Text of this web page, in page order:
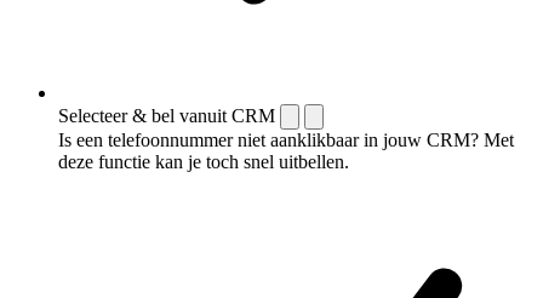
Selecteer & bel vanuit CRM
Is een telefoonnummer niet aanklikbaar in jouw CRM? Met
deze functie kan je toch snel uitbellen.